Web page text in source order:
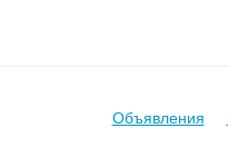
Объявления